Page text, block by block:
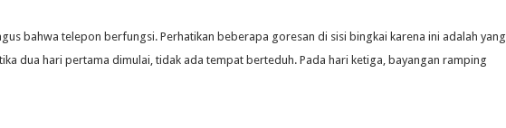
bahwa telepon berfungsi. Perhatikan beberapa goresan di sisi bingkai karena ini adalah yang
dua hari pertama dimulai, tidak ada tempat berteduh. Pada hari ketiga, bayangan ramping